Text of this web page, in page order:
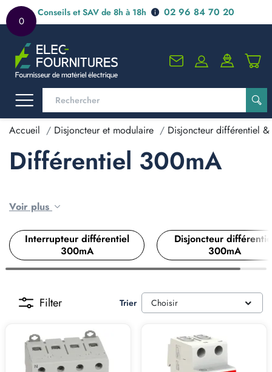
0
Conseils et SAV de 8h à 18h 02 96 84 70 20
Accueil Disjoncteur et modulaire Disjoncteur différentiel
Différentiel 300mA
Voir plus
Interrupteur différentiel
300mA
Disjoncteur
300mA
Filter Trier Choisir